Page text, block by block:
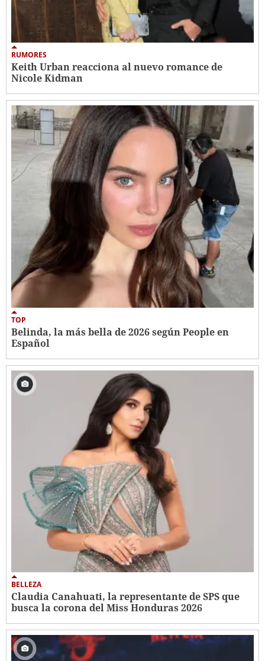
RUMORES
Keith Urban reacciona al nuevo romance de
Nicole Kidman
TOP
Belinda, la más bella de 2026 según People en
Español
BELLEZA
Claudia Canahuati, la representante de SPS que
busca la corona del Miss Honduras 2026